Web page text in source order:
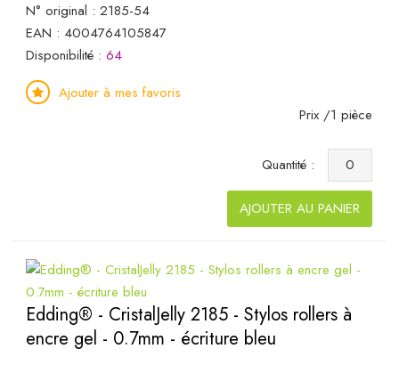
N° original : 2185-54
EAN : 4004764105847
Disponibilité : 64
Ajouter à mes favoris
Prix /1 pièce
Quantité :
AJOUTER AU PANIER
Edding® - CristalJelly 2185 - Stylos rollers à
encre gel - 0.7mm - écriture bleu